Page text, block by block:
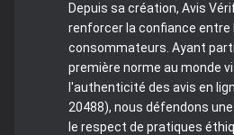
Depuis sa création, Avis
renforcer la confiance entre
consommateurs. Ayant
première norme au monde
l'authenticité des avis en
20488), nous défendons
le respect de pratiques